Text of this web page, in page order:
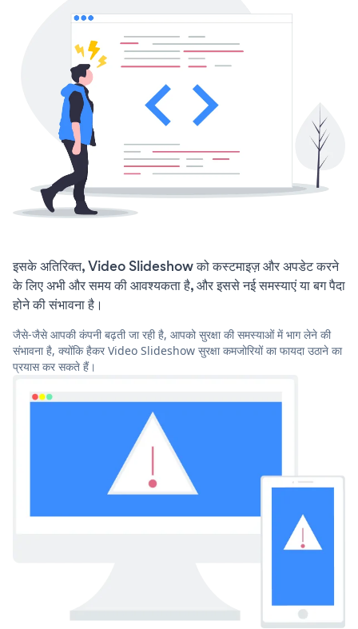
इसके अतिरिक्त, Video Slideshow को कस्टमाइज़ और अपडेट करने
के लिए अभी और समय की आवश्यकता है, और इससे नई समस्याएं या बग पैदा
होने की संभावना है।
जैसे-जैसे आपकी कंपनी बढ़ती जा रही है, आपको सुरक्षा की समस्याओं में भाग लेने की
संभावना है, क्योंकि हैकर Video Slideshow सुरक्षा कमजोरियों का फायदा उठाने का
प्रयास कर सकते हैं।